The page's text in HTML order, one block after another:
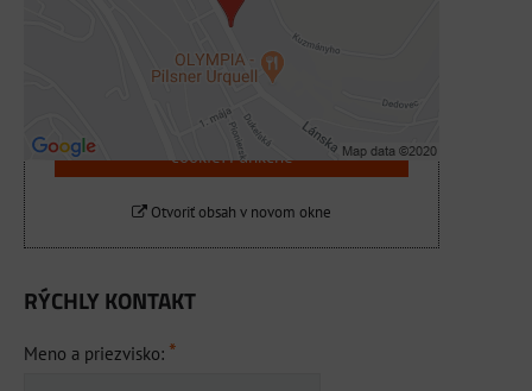
Prajete si načítať externý obsah?
Povoliť tentokrát
Povoliť a zapamätať - súhlas s druhom
cookie: Funkčné
Otvoriť obsah v novom okne
RÝCHLY KONTAKT
Meno a priezvisko: *